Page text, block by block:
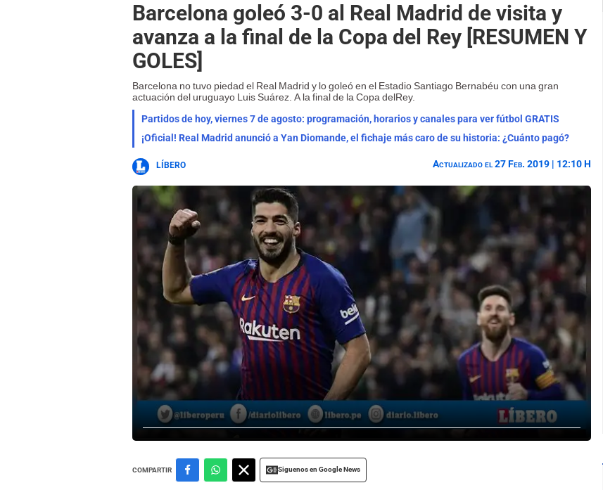
Barcelona goleó 3-0 al Real Madrid de visita y
avanza a la final de la Copa del Rey [RESUMEN Y
GOLES]
Barcelona no tuvo piedad el Real Madrid y lo goleó en el Estadio Santiago Bernabéu con una gran
actuación del uruguayo Luis Suárez. A la final de la Copa delRey.
Partidos de hoy, viernes 7 de agosto: programación, horarios y canales para ver fútbol GRATIS
¡Oficial! Real Madrid anunció a Yan Diomande, el fichaje más caro de su historia: ¿Cuánto pagó?
LÍBERO Actualizado el 27 Feb. 2019 | 12:10 H
COMPARTIR Siguenos en Google News